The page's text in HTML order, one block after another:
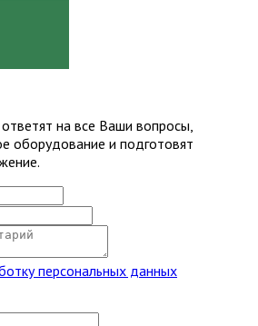
на все Ваши вопросы,
оборудование и подготовят
персональных данных